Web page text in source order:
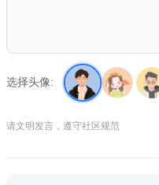
选择头像:
请文明发言，遵守社区规范